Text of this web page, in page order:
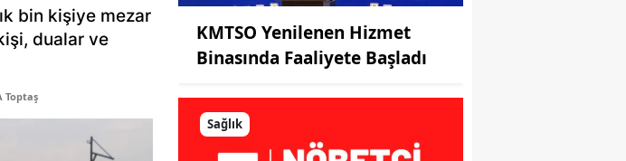
bin kişiye mezar
dualar ve
Toptaş
KMTSO Yenilenen Hizmet
Binasında Faaliyete Başladı
Sağlık